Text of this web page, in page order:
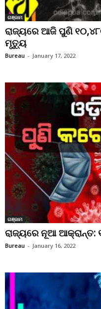
ଗଞ୍ଜାମ
ରାଜ୍ୟରେ ଆଜି ପୁଣି
ମୃତ୍ୟୁ
Bureau - January 17, 2022
ଗଞ୍ଜାମ
ରାଜ୍ୟରେ ନୂଆ
Bureau - January 16, 2022